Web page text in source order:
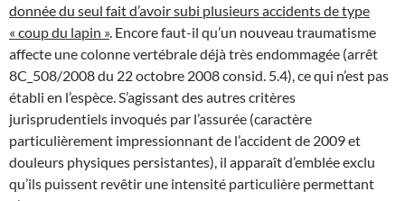
donnée du seul fait d’avoir subi plusieurs accidents de type
« coup du lapin ». Encore faut-il qu’un nouveau traumatisme
affecte une colonne vertébrale déjà très endommagée (arrêt
8C_508/2008 du 22 octobre 2008 consid. 5.4), ce qui n’est pas
établi en l’espèce. S’agissant des autres critères
jurisprudentiels invoqués par l’assurée (caractère
particulièrement impressionnant de l’accident de 2009 et
douleurs physiques persistantes), il apparaît d’emblée exclu
qu’ils puissent revêtir une intensité particulière permettant